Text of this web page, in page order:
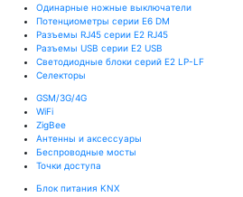
Одинарные ножные выключатели
Потенциометры серии E6 DM
Разъемы RJ45 серии E2 RJ45
Разъемы USB серии E2 USB
Светодиодные блоки серий E2 LP-LF
Селекторы
GSM/3G/4G
WiFi
ZigBee
Антенны и аксессуары
Беспроводные мосты
Точки доступа
Блок питания KNX